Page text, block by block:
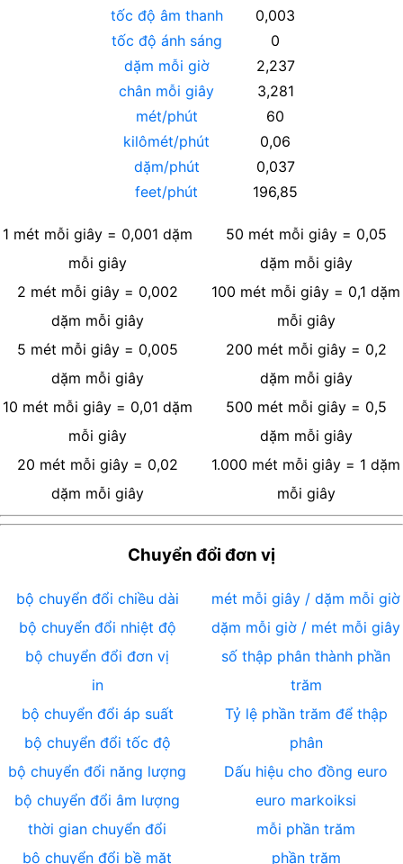
tốc độ âm thanh
0,003
tốc độ ánh sáng
0
dặm mỗi giờ
2,237
chân mỗi giây
3,281
mét/phút
60
kilômét/phút
0,06
dặm/phút
0,037
feet/phút
196,85
1 mét mỗi giây= 0,001 dặm
mỗi giây
2 mét mỗi giây= 0,002
dặm mỗi giây
5 mét mỗi giây= 0,005
dặm mỗi giây
10 mét mỗi giây= 0,01 dặm
mỗi giây
20 mét mỗi giây= 0,02
dặm mỗi giây
50 mét mỗi giây= 0,05
dặm mỗi giây
100 mét mỗi giây = 0,1 dặm
mỗi giây
200 mét mỗi giây= 0,2
dặm mỗi giây
500 mét mỗi giây= 0,5
dặm mỗi giây
1.000 mét mỗi giây = 1 dặm
mỗi giây
Chuyển đổi đơn vị
bộ chuyển đổi chiều dài
bộ chuyển đổi nhiệt độ
bộ chuyển đổi đơn vị
in
bộ chuyển đổi áp suất
bộ chuyển đổi tốc độ
bộ chuyển đổi năng lượng
bộ chuyển đổi âm lượng
thời gian chuyển đổi
bộ chuyển đổi bề mặt
mét mỗi giây / dặm mỗi giờ
dặm mỗi giờ / mét mỗi giây
số thập phân thành phần
trăm
Tỷ lệ phần trăm để thập
phân
Dấu hiệu cho đồng euro
euro markoiksi
mỗi phần trăm
phần trăm